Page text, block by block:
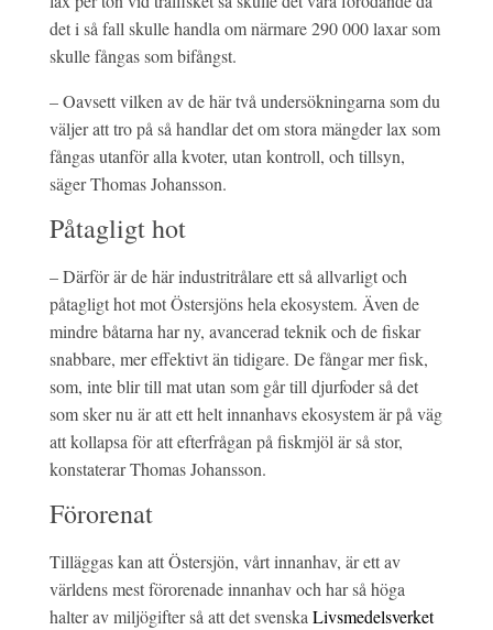
det i så fall skulle handla om närmare 290 000 laxar som
skulle fångas som bifångst.
– Oavsett vilken av de här två undersökningarna som du
väljer att tro på så handlar det om stora mängder lax som
fångas utanför alla kvoter, utan kontroll, och tillsyn,
säger Thomas Johansson.
Påtagligt hot
– Därför är de här industritrålare ett så allvarligt och
påtagligt hot mot Östersjöns hela ekosystem. Även de
mindre båtarna har ny, avancerad teknik och de fiskar
snabbare, mer effektivt än tidigare. De fångar mer fisk,
som, inte blir till mat utan som går till djurfoder så det
som sker nu är att ett helt innanhavs ekosystem är på väg
att kollapsa för att efterfrågan på fiskmjöl är så stor,
konstaterar Thomas Johansson.
Förorenat
Tilläggas kan att Östersjön, vårtinnanhav, är ett av
världens mest förorenade innanhav och har så höga
halter av miljögifter så att det svenska Livsmedelsverket